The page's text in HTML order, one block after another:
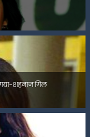
शहनाज गिल